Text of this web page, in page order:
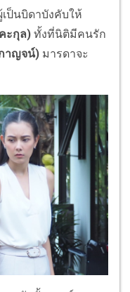
เป็นบิดาบังคับให้
ะกุล) ทั้งที่นิติมีคนรัก
าญจน์) มารดาจะ